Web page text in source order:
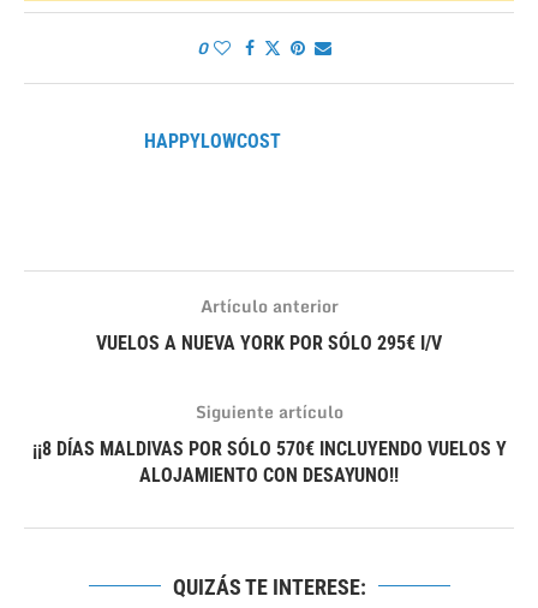
0
HAPPYLOWCOST
Artículo anterior
VUELOS A NUEVA YORK POR SÓLO 295€ I/V
Siguiente artículo
¡¡8 DÍAS MALDIVAS POR SÓLO 570€ INCLUYENDO VUELOS Y
ALOJAMIENTO CON DESAYUNO!!
QUIZÁS TE INTERESE: